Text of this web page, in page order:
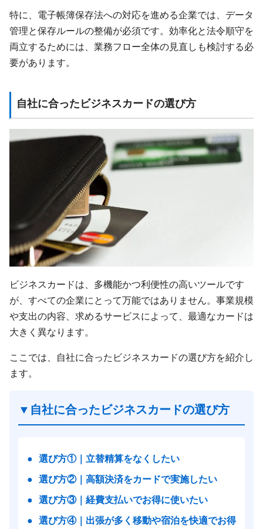
特に、電子帳簿保存法への対応を進める企業では、データ
管理と保存ルールの整備が必須です。効率化と法令順守を
両立するためには、業務フロー全体の見直しも検討する必
要があります。
自社に合ったビジネスカードの選び方
ビジネスカードは、多機能かつ利便性の高いツールです
が、すべての企業にとって万能ではありません。事業規模
や支出の内容、求めるサービスによって、最適なカードは
大きく異なります。
ここでは、自社に合ったビジネスカードの選び方を紹介し
ます。
▼自社に合ったビジネスカードの選び方
●
選び方①｜立替精算をなくしたい
●
選び方②｜高額決済をカードで実施したい
●
選び方③｜経費支払いでお得に使いたい
●
選び方④｜出張が多く移動や宿泊を快適でお得